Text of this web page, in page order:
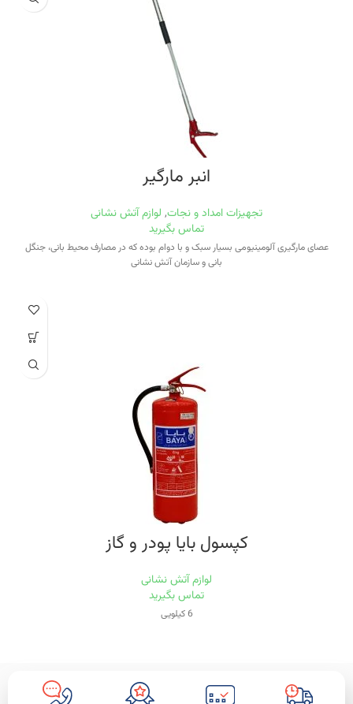
انبر مارگیر
تجهیزات امداد و نجات, لوازم آتش نشانی
تماس بگیرید
عصای مارگیری آلومینیومی بسیار سبک و با دوام بوده که در مصارف محیط بانی، جنگل
بانی و سازمان آتش نشانی
کپسول بایا پودر و گاز
لوازم آتش نشانی
تماس بگیرید
6 کیلویی